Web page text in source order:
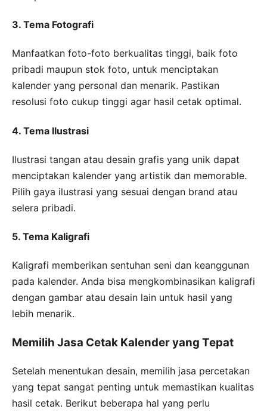
3. Tema Fotografi
Manfaatkan foto-foto berkualitas tinggi, baik foto
pribadi maupun stok foto, untuk menciptakan
kalender yang personal dan menarik. Pastikan
resolusi foto cukup tinggi agar hasil cetak optimal.
4. Tema Ilustrasi
Ilustrasi tangan atau desain grafis yang unik dapat
menciptakan kalender yang artistik dan memorable.
Pilih gaya ilustrasi yang sesuai dengan brand atau
selera pribadi.
5. Tema Kaligrafi
Kaligrafi memberikan sentuhan seni dan keanggunan
pada kalender. Anda bisa mengkombinasikan kaligrafi
dengan gambar atau desain lain untuk hasil yang
lebih menarik.
Memilih Jasa Cetak Kalender yang Tepat
Setelah menentukan desain, memilih jasa percetakan
yang tepat sangat penting untuk memastikan kualitas
hasil cetak. Berikut beberapa hal yang perlu